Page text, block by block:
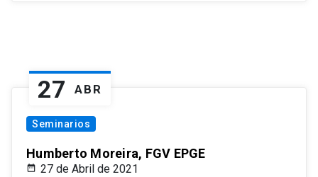
27 ABR
Seminarios
Humberto Moreira, FGV EPGE
27 de Abril de 2021